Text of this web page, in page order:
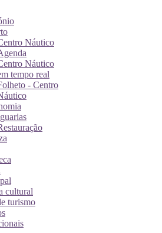
Náutico
Náutico
tempo real
- Centro
cultural
turismo